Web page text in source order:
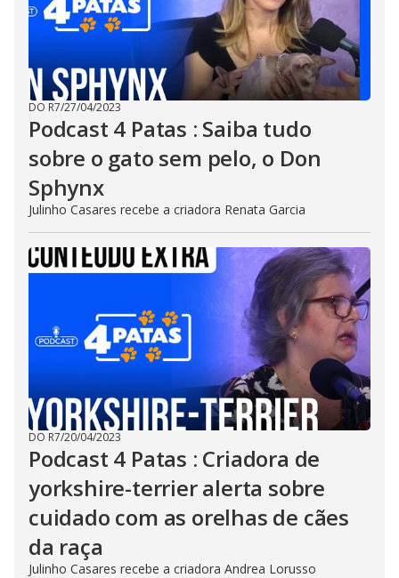
DO R7/27/04/2023
Podcast 4 Patas : Saiba tudo
sobre o gato sem pelo, o Don
Sphynx
Julinho Casares recebe a criadora Renata Garcia
DO R7/20/04/2023
Podcast 4 Patas : Criadora de
yorkshire-terrier alerta sobre
cuidado com as orelhas de cães
da raça
Julinho Casares recebe a criadora Andrea Lorusso